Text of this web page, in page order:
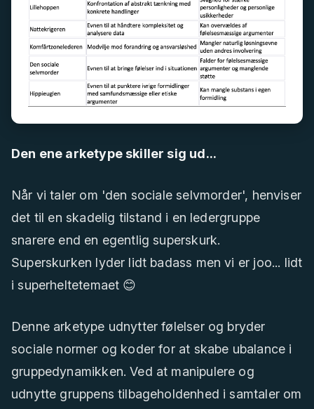
Den ene arketype skiller sig ud...
Når vi taler om 'den sociale selvmorder', henviser
det til en skadelig tilstand i en ledergruppe
snarere end en egentlig superskurk.
Superskurken lyder lidt badass men vi er joo... lidt
i superheltetemaet 😊
Denne arketype udnytter følelser og bryder
sociale normer og koder for at skabe ubalance i
gruppedynamikken. Ved at manipulere og
udnytte gruppens tilbageholdenhed i samtaler om